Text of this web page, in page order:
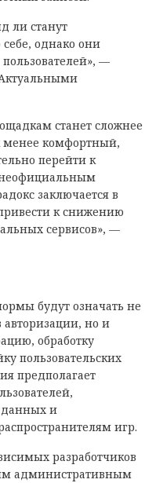
ли станут
однако они
—
станет сложнее
менее комфортный,
перейти к
заключается в
к снижению
сервисов», —
будут означать не
но и
обработку
пользовательских
предполагает
данных и
игр.
разработчиков
административным